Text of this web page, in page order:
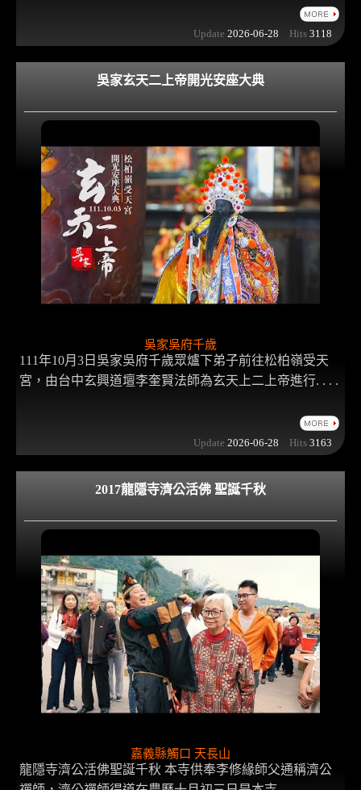
Update 2026-06-28 Hits 3118
吳家玄天二上帝開光安座大典
吳家吳府千歲
111年10月3日吳家吳府千歲眾爐下弟子前往松柏嶺受天
宮，由台中玄興道壇李奎賢法師為玄天上二上帝進行. . . .
Update 2026-06-28 Hits 3163
2017龍隱寺濟公活佛 聖誕千秋
嘉義縣觸口 天長山
龍隱寺濟公活佛聖誕千秋 本寺供奉李修緣師父通稱濟公